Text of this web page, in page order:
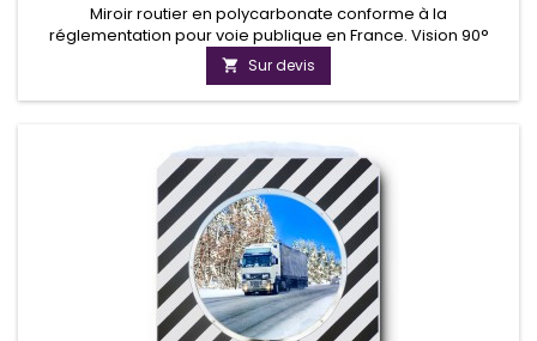
Miroir routier en polycarbonate conforme à la
réglementation pour voie publique en France. Vision 90°
pour contrôle dans 2 directions.
 Sur devis